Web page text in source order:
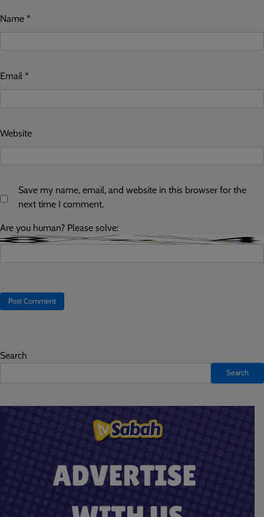
Name *
Email *
Website
Save my name, email, and website in this browser for the
next time I comment.
Are you human? Please solve:
Search
Search